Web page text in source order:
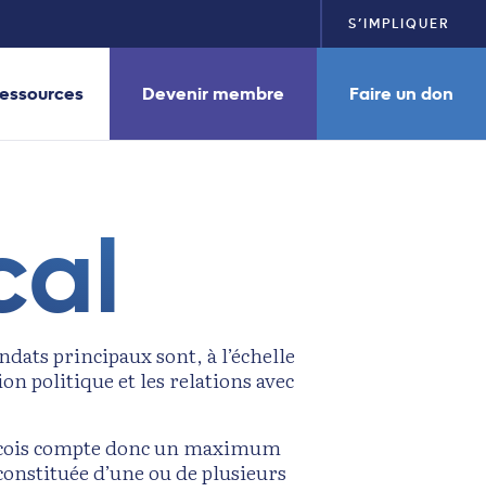
S’IMPLIQUER
Devenir membre Faire un don
principaux sont, à l’échelle
politique et les relations avec
compte donc un maximum
d’une ou de plusieurs